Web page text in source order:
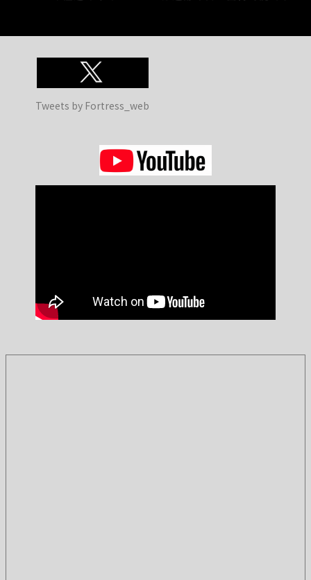
Tweets by Fortress_web